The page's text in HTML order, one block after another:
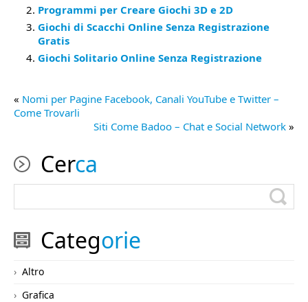
Programmi per Creare Giochi 3D e 2D
Giochi di Scacchi Online Senza Registrazione
Gratis
Giochi Solitario Online Senza Registrazione
« Nomi per Pagine Facebook, Canali YouTube e Twitter –
Come Trovarli
Siti Come Badoo – Chat e Social Network »
Cerca
Categorie
Altro
Grafica